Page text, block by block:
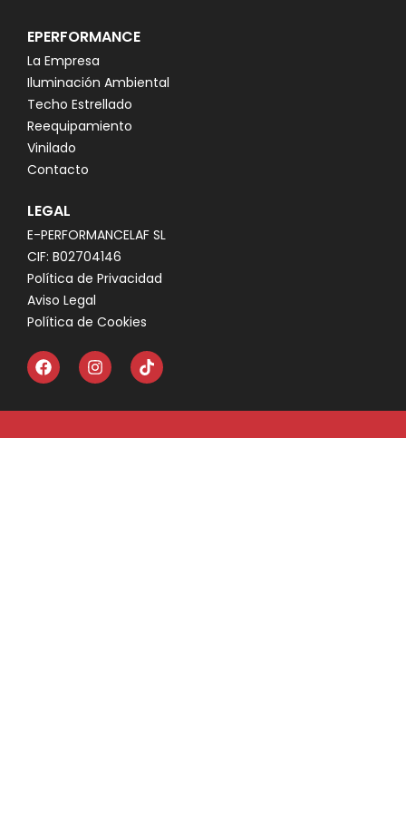
EPERFORMANCE
La Empresa
Iluminación Ambiental
Techo Estrellado
Reequipamiento
Vinilado
Contacto
LEGAL
E-PERFORMANCELAF SL
CIF: B02704146
Política de Privacidad
Aviso Legal
Política de Cookies